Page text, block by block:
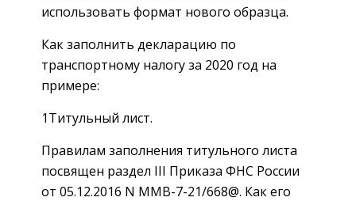
использовать формат нового образца.
Как заполнить декларацию по
транспортному налогу за 2020 год на
примере:
1Титульный лист.
Правилам заполнения титульного листа
посвящен раздел III Приказа ФНС России
от 05.12.2016 N ММВ-7-21/668@. Как его